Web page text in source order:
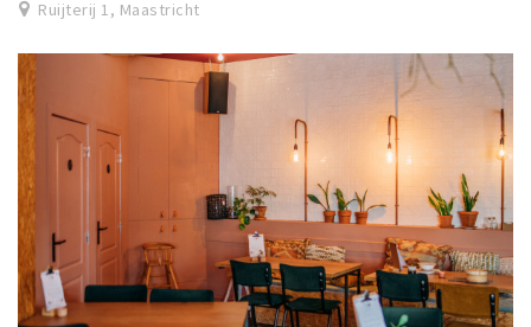
Ruijterij 1, Maastricht